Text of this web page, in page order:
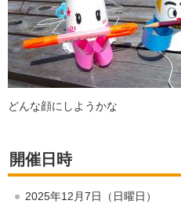
どんな顔にしようかな
開催日時
2025年12月7日（日曜日）